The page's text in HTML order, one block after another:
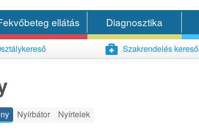
ellátás Diagnosztika
Szakrendelés kereső
Nyírbátor Nyírtelek